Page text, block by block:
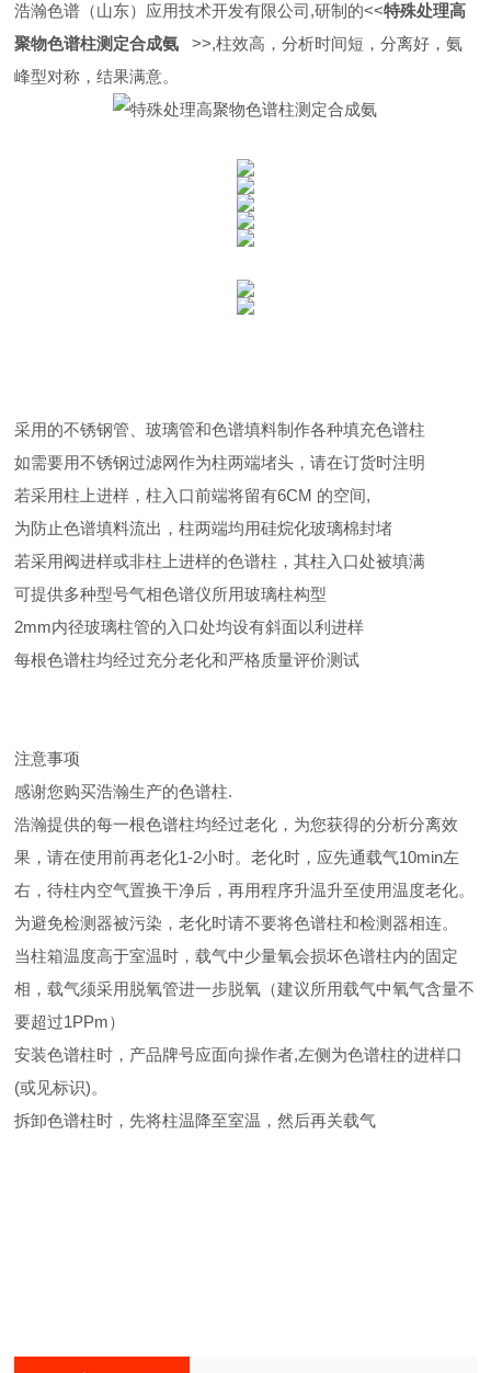
浩瀚色谱（山东）应用技术开发有限公司,研制的<<特殊处理高
聚物色谱柱测定合成氨 >>,柱效高，分析时间短，分离好，氨
峰型对称，结果满意。
采用的不锈钢管、玻璃管和色谱填料制作各种填充色谱柱
如需要用不锈钢过滤网作为柱两端堵头，请在订货时注明
若采用柱上进样，柱入口前端将留有6CM 的空间,
为防止色谱填料流出，柱两端均用硅烷化玻璃棉封堵
若采用阀进样或非柱上进样的色谱柱，其柱入口处被填满
可提供多种型号气相色谱仪所用玻璃柱构型
2mm内径玻璃柱管的入口处均设有斜面以利进样
每根色谱柱均经过充分老化和严格质量评价测试
注意事项
感谢您购买浩瀚生产的色谱柱.
浩瀚提供的每一根色谱柱均经过老化，为您获得的分析分离效
果，请在使用前再老化1-2小时。老化时，应先通载气10min左
右，待柱内空气置换干净后，再用程序升温升至使用温度老化。
为避免检测器被污染，老化时请不要将色谱柱和检测器相连。
当柱箱温度高于室温时，载气中少量氧会损坏色谱柱内的固定
相，载气须采用脱氧管进一步脱氧（建议所用载气中氧气含量不
要超过1PPm）
安装色谱柱时，产品牌号应面向操作者,左侧为色谱柱的进样口
(或见标识)。
拆卸色谱柱时，先将柱温降至室温，然后再关载气